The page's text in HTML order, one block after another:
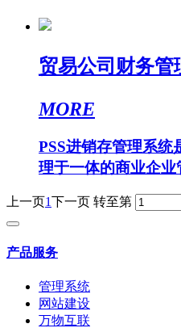
贸易公司财务管
MORE
PSS进销存管理系统
理于一体的商业企
上一页1下一页 转至第
产品服务
管理系统
网站建设
万物互联